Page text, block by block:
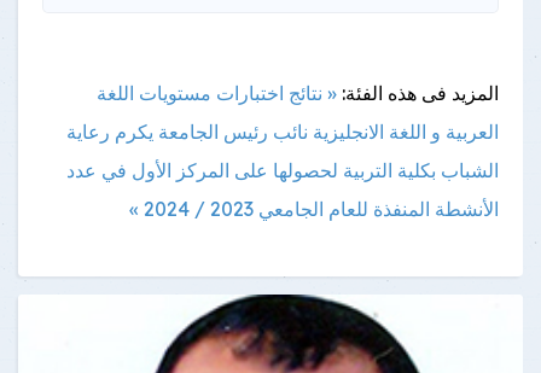
المزيد فى هذه الفئة: « نتائج اختبارات مستويات اللغة
العربية و اللغة الانجليزية نائب رئيس الجامعة يكرم رعاية
الشباب بكلية التربية لحصولها على المركز الأول في عدد
الأنشطة المنفذة للعام الجامعي 2023 / 2024 »